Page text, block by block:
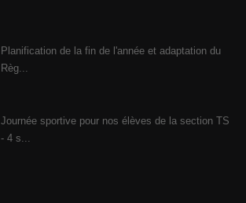
Planification de la fin de l'année et adaptation du
Règ...
Journée sportive pour nos élèves de la section TS
- 4 s...